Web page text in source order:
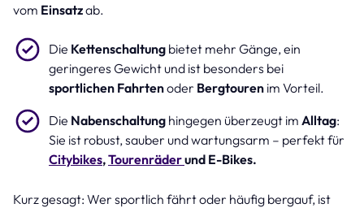
vom Einsatzab.
Die Kettenschaltung bietet mehr Gänge, ein
geringeres Gewicht und ist besonders bei
sportlichen Fahrtenoder Bergtouren im Vorteil.
Die Nabenschaltung hingegen überzeugt im Alltag:
Sie ist robust, sauber und wartungsarm – perfekt für
Citybikes,Tourenräderund E-Bikes.
Kurz gesagt: Wer sportlich fährt oder häufig bergauf, ist